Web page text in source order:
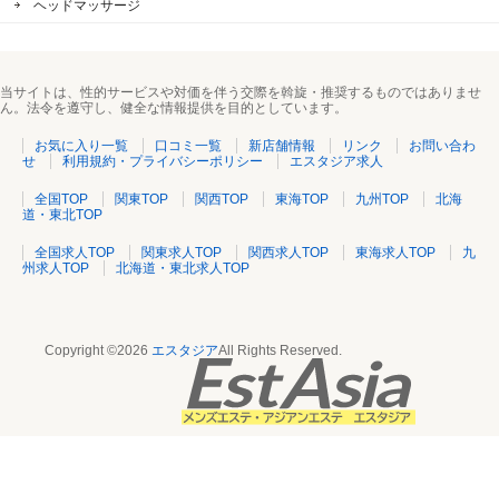
ヘッドマッサージ
当サイトは、性的サービスや対価を伴う交際を斡旋・推奨するものではありませ
ん。法令を遵守し、健全な情報提供を目的としています。
お気に入り一覧 口コミ一覧 新店舗情報 リンク
お問い合わ
せ
利用規約・プライバシーポリシー エスタジア求人
全国TOP 関東TOP 関西TOP 東海TOP 九州TOP
北海
道・東北TOP
全国求人TOP 関東求人TOP 関西求人TOP 東海求人TOP
九
州求人TOP
北海道・東北求人TOP
Copyright ©2026 エスタジアAll Rights Reserved.